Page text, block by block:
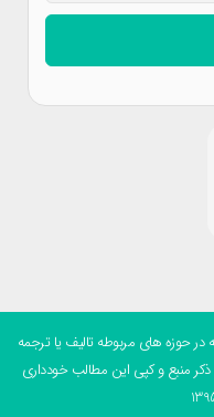
های مربوطه تالیف یا ترجمه
و کپی این مطالب خودداری